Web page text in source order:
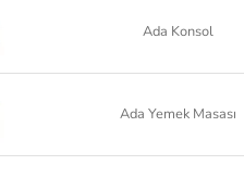
Ada Konsol
Ada Yemek Masası